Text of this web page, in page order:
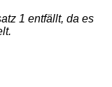
1 entfällt, da es